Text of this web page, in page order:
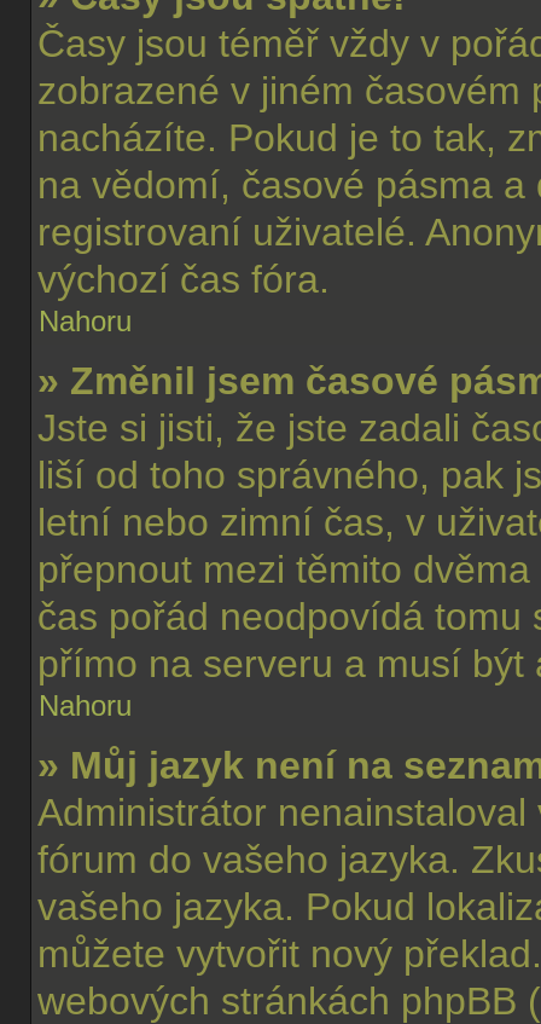
Časy jsou téměř vždy v
zobrazené v jiném časovém
nacházíte. Pokud je to tak,
na vědomí, časové pásma
registrovaní uživatelé.
výchozí čas fóra.
Nahoru
» Změnil jsem časové
Jste si jisti, že jste zadali
liší od toho správného, pak
letní nebo zimní čas, v
přepnout mezi těmito
čas pořád neodpovídá tomu
přímo na serveru a musí
Nahoru
» Můj jazyk není na
Administrátor
fórum do vašeho jazyka.
vašeho jazyka. Pokud
můžete vytvořit nový
webových stránkách phpBB